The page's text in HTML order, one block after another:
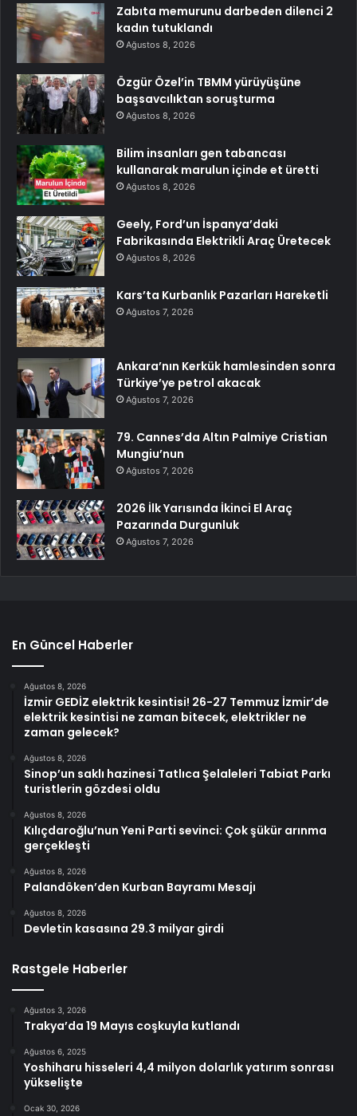
Zabıta memurunu darbeden dilenci 2
kadın tutuklandı
Ağustos 8, 2026
Özgür Özel’in TBMM yürüyüşüne
başsavcılıktan soruşturma
Ağustos 8, 2026
Bilim insanları gen tabancası
kullanarak marulun içinde et üretti
Ağustos 8, 2026
Geely, Ford’un İspanya’daki
Fabrikasında Elektrikli Araç Üretecek
Ağustos 8, 2026
Kars’ta Kurbanlık Pazarları Hareketli
Ağustos 7, 2026
Ankara’nın Kerkük hamlesinden sonra
Türkiye’ye petrol akacak
Ağustos 7, 2026
79. Cannes’da Altın Palmiye Cristian
Mungiu’nun
Ağustos 7, 2026
2026 İlk Yarısında İkinci El Araç
Pazarında Durgunluk
Ağustos 7, 2026
En Güncel Haberler
Ağustos 8, 2026
İzmir GEDİZ elektrik kesintisi! 26-27 Temmuz İzmir’de
elektrik kesintisi ne zaman bitecek, elektrikler ne
zaman gelecek?
Ağustos 8, 2026
Sinop’un saklı hazinesi Tatlıca Şelaleleri Tabiat Parkı
turistlerin gözdesi oldu
Ağustos 8, 2026
Kılıçdaroğlu’nun Yeni Parti sevinci: Çok şükür arınma
gerçekleşti
Ağustos 8, 2026
Palandöken’den Kurban Bayramı Mesajı
Ağustos 8, 2026
Devletin kasasına 29.3 milyar girdi
Rastgele Haberler
Ağustos 3, 2026
Trakya’da 19 Mayıs coşkuyla kutlandı
Ağustos 6, 2025
Yoshiharu hisseleri 4,4 milyon dolarlık yatırım sonrası
yükselişte
Ocak 30, 2026